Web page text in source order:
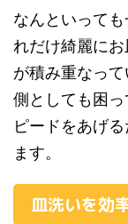
なんといって
れだけ綺麗に
が積み重なっ
側としても困
ピードをあげる
ます。
皿洗いを効